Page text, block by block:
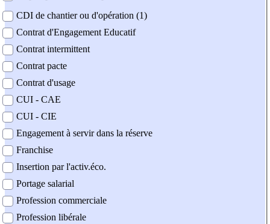
CDI de chantier ou d'opération (1)
Contrat d'Engagement Educatif
Contrat intermittent
Contrat pacte
Contrat d'usage
CUI - CAE
CUI - CIE
Engagement à servir dans la réserve
Franchise
Insertion par l'activ.éco.
Portage salarial
Profession commerciale
Profession libérale